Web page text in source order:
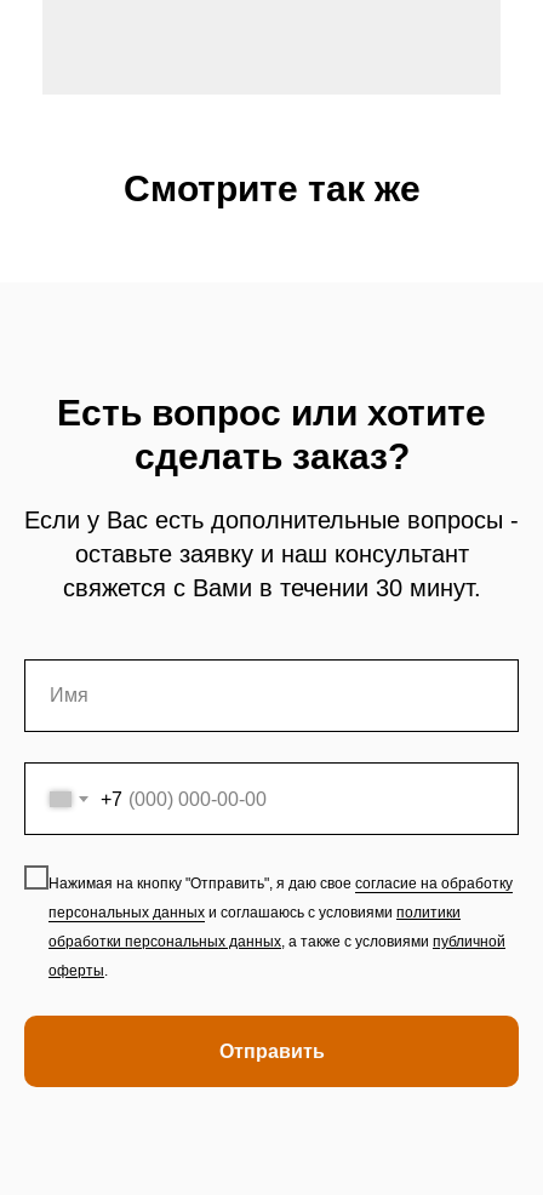
Смотрите так же
Есть вопрос или хотите
сделать заказ?
Если у Вас есть дополнительные вопросы -
оставьте заявку и наш консультант
свяжется с Вами в течении 30 минут.
+7
Нажимая на кнопку "Отправить", я даю свое согласие на обработку
персональных данных и соглашаюсь с условиями политики
обработки персональных данных, а также с условиями публичной
оферты.
Отправить